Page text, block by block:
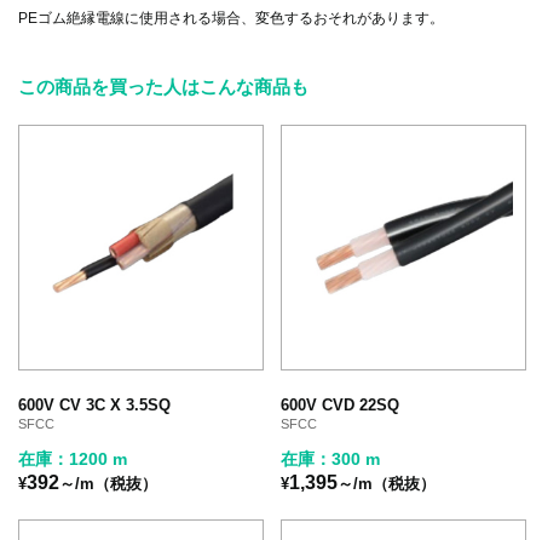
PEゴム絶縁電線に使用される場合、変色するおそれがあります。
この商品を買った人はこんな商品も
600V CV 3C X 3.5SQ
SFCC
在庫：1200 m
¥392～/m（税抜）
600V CVD 22SQ
SFCC
在庫：300 m
¥1,395～/m（税抜）